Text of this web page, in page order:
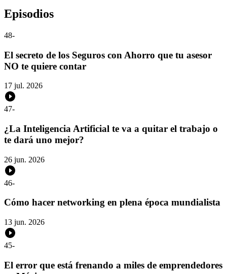
Episodios
48-
El secreto de los Seguros con Ahorro que tu asesor
NO te quiere contar
17 jul. 2026
47-
¿La Inteligencia Artificial te va a quitar el trabajo o
te dará uno mejor?
26 jun. 2026
46-
Cómo hacer networking en plena época mundialista
13 jun. 2026
45-
El error que está frenando a miles de emprendedores